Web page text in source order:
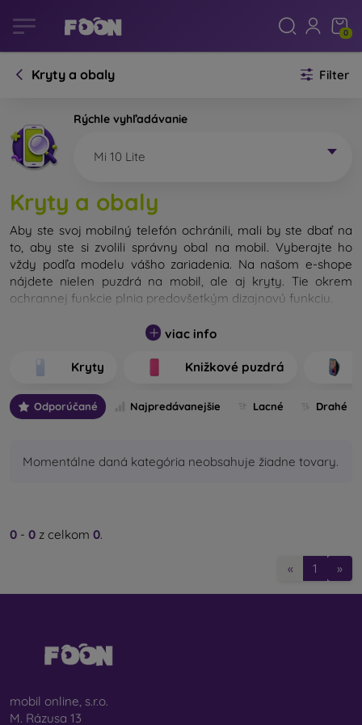
0
Kryty a obaly Filter
Rýchle vyhľadávanie
Mi 10 Lite
Kryty a obaly
Aby ste svoj mobilný telefón ochránili, mali by ste dbať na
to, aby ste si zvolili správny obal na mobil. Vyberajte ho
vždy podľa modelu vášho zariadenia. Na našom e-shope
nájdete nielen puzdrá na mobil, ale aj kryty. Tie okrem
ochrannej funkcie plnia predovšetkým dizajnovú funkciu.
Kryt na mobil môžeme nazvať tiež zadný kryt. Je určený na
ochranu zadnej časti telefónu. Jednotlivé kryty na mobil sa
odlišujú hlavne hrúbkou a použitým materiálom na ich
výrobu.
Aké typy zadných krytov na mobil rozlišujeme?
ultratenké gumené alebo silikónové kryty, ktoré majú
výbornú pružnosť a sú spoľahlivé. Najčastejšie sa
svetu. Aj napriek tomu však chcú, aby bol ich telefón
chránený. Jeho výhodou je, že nevytláča nalepené
ochranné sklo na mobil. Môžete preto siahnuť aj po
celotvárovom 3D tvrdenom skle, ktoré spolu s krytom
Štýlové zadné kryty
najrôznejších variantoch, motívoch či farbách, a preto
môžete vďaka nim jedinečným spôsobom vyjadriť svoju
viac info
Kryty Knižkové puzdrá
Odporúčané Najpredávanejšie Lacné Drahé
Momentálne daná kategória neobsahuje žiadne tovary.
0 - 0 z celkom 0.
« 1 »
mobil online, s.r.o.
M. Rázusa 13